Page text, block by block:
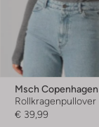
Msch Copenhagen
Rollkragenpullover
€ 39,99